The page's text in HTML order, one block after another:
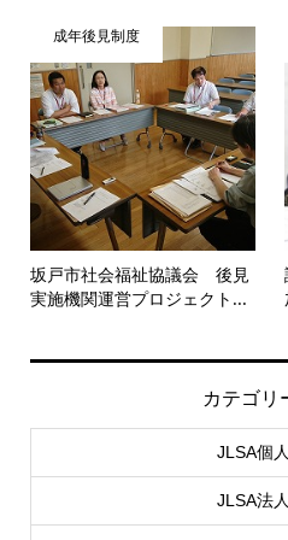
成年後見制度
坂戸市社会福祉協議会 後見
実施機関運営プロジェクト...
カテゴリ
JLSA個
JLSA法